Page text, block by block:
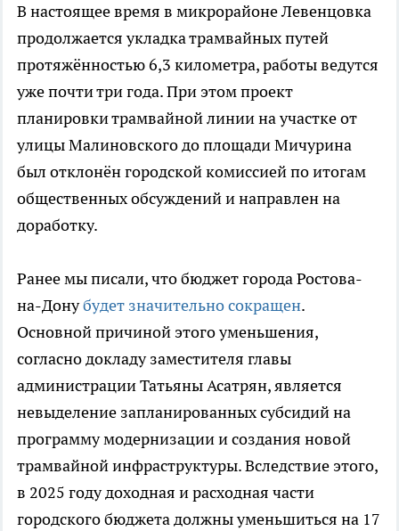
В настоящее время в микрорайоне Левенцовка
продолжается укладка трамвайных путей
протяжённостью 6,3 километра, работы ведутся
уже почти три года. При этом проект
планировки трамвайной линии на участке от
улицы Малиновского до площади Мичурина
был отклонён городской комиссией по итогам
общественных обсуждений и направлен на
доработку.
Ранее мы писали, что бюджет города Ростова-
на-Донубудет значительно сокращен.
Основной причиной этого уменьшения,
согласно докладу заместителя главы
администрации Татьяны Асатрян, является
невыделение запланированных субсидий на
программу модернизации и создания новой
трамвайной инфраструктуры. Вследствие этого,
в 2025 году доходная и расходная части
городского бюджета должны уменьшиться на 17